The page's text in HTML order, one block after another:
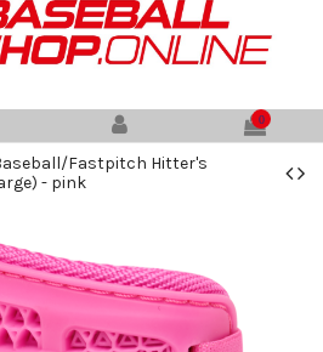
0
Fastpitch Hitter's
- pink